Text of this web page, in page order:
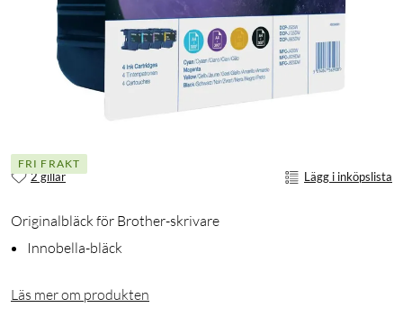
FRI FRAKT
2 gillar Lägg i inköpslista
Originalbläck för Brother-skrivare
Innobella-bläck
Läs mer om produkten